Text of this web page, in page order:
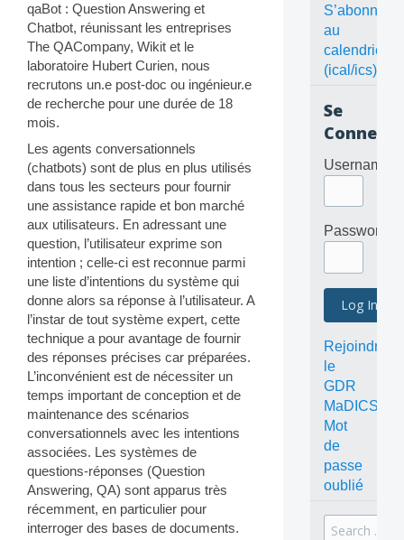
qaBot : Question Answering et
Chatbot, réunissant les entreprises
The QACompany, Wikit et le
laboratoire Hubert Curien, nous
recrutons un.e post-doc ou ingénieur.e
de recherche pour une durée de 18
mois.
Les agents conversationnels
(chatbots) sont de plus en plus utilisés
dans tous les secteurs pour fournir
une assistance rapide et bon marché
aux utilisateurs. En adressant une
question, l’utilisateur exprime son
intention ; celle-ci est reconnue parmi
une liste d’intentions du système qui
donne alors sa réponse à l’utilisateur. A
l’instar de tout système expert, cette
technique a pour avantage de fournir
des réponses précises car préparées.
L’inconvénient est de nécessiter un
temps important de conception et de
maintenance des scénarios
conversationnels avec les intentions
associées. Les systèmes de
questions-réponses (Question
Answering, QA) sont apparus très
récemment, en particulier pour
interroger des bases de documents.
S’abonner
au
calendrier
(ical/ics)
Se
Username
Password
Rejoindre
le
GDR
MaDICS
Mot
de
passe
oublié
Search